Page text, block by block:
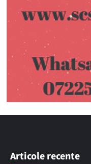
Articole recente